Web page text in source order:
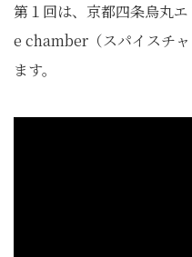
第１回は、京都四条烏丸
e chamber（スパイスチ
ます。